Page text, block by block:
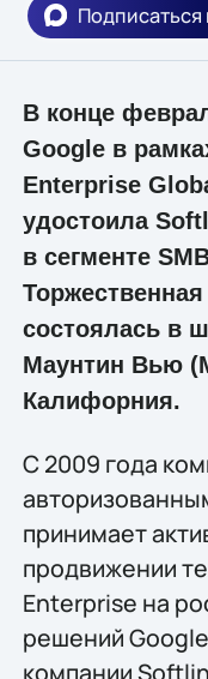
Подписаться
В конце
Google в
Enterprise
удостоила
в сегменте
состоялась в
Маунтин Вью
Калифорния.
С 2009 года
принимает
продвижении
Enterprise на
решений
компании